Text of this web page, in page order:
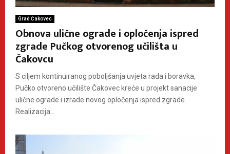
Grad Čakovec
Obnova ulične ograde i opločenja ispred
zgrade Pučkog otvorenog učilišta u
Čakovcu
S ciljem kontinuiranog poboljšanja uvjeta rada i boravka,
Pučko otvoreno učilište Čakovec kreće u projekt sanacije
ulične ograde i izrade novog opločenja ispred zgrade.
Realizacija...